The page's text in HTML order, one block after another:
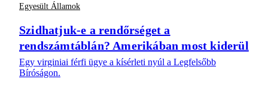
Egyesült Államok
Szidhatjuk-e a rendőrséget a
rendszámtáblán? Amerikában most kiderül
Egy virginiai férfi ügye a kísérleti nyúl a Legfelsőbb
Bíróságon.